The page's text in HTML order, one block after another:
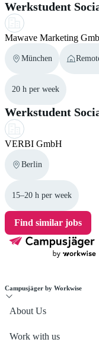
Werkstudent
Mawave Marketing
München
20 h per week
Werkstudent
VERBI GmbH
Berlin
15–20 h per week
Find similar jobs
Campusjäger by Workwise
About Us
Work with us